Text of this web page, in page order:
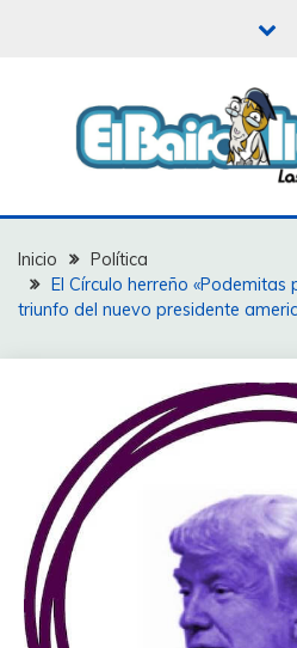
EL BAIFO
Inicio
Política
El Círculo herreño «Podemitas
triunfo del nuevo presidente